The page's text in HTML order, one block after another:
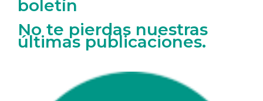
boletín
No te pierdas nuestras
últimas publicaciones.